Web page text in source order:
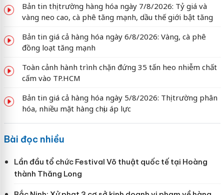
Bản tin thị trường hàng hóa ngày 7/8/2026: Tỷ giá và
vàng neo cao, cà phê tăng mạnh, dầu thế giới bật tăng
Bản tin giá cả hàng hóa ngày 6/8/2026: Vàng, cà phê
đồng loạt tăng mạnh
Toàn cảnh hành trình chặn đứng 35 tấn heo nhiễm chất
cấm vào TP.HCM
Bản tin giá cả hàng hóa ngày 5/8/2026: Thị trường phân
hóa, nhiều mặt hàng chịu áp lực
Bài đọc nhiều
Lần đầu tổ chức Festival Võ thuật quốc tế tại Hoàng
thành Thăng Long